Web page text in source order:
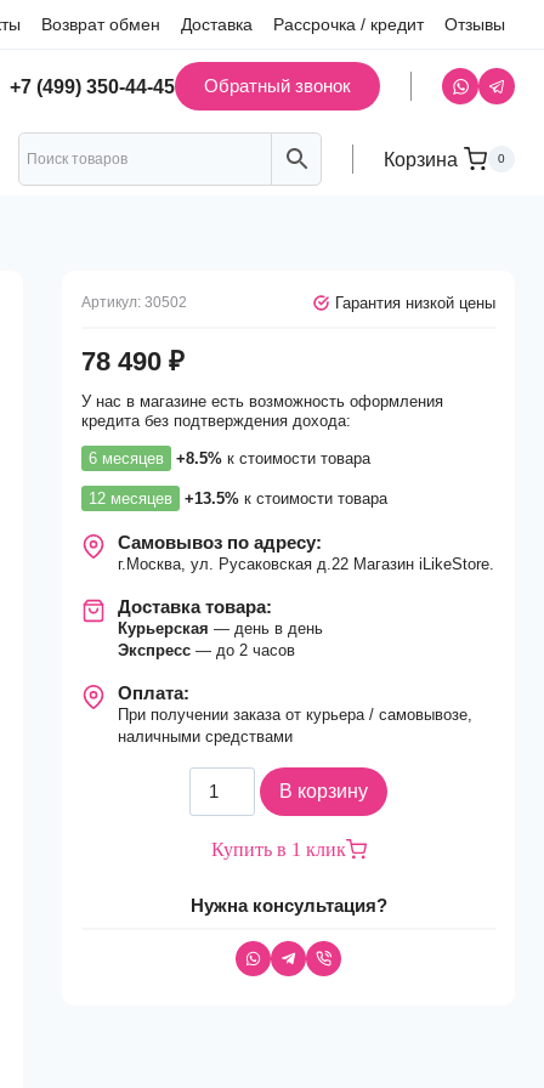
Возврат обмен Доставка Рассрочка / кредит Отзывы
+7 (499) 350-44-45 Обратный звонок
Корзина 0
Артикул:30502 Гарантия низкой цены
78 490₽
У нас в магазине есть возможность оформления
кредита без подтверждения дохода:
6 месяцев +8.5% к стоимости товара
12 месяцев +13.5% к стоимости товара
Самовывоз по адресу:
г.Москва, ул. Русаковская д.22 Магазин iLikeStore.
Доставка товара:
Курьерская— день в день
Экспресс— до 2 часов
Оплата:
При получении заказа от курьера / самовывозе,
наличными средствами
Количество
товара
Смарт-
Apple
В корзину
Купить в 1 клик
Нужна консультация?